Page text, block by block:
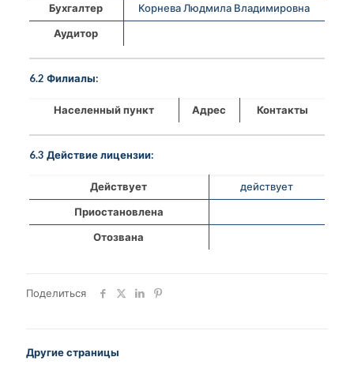
Бухгалтер
Корнева Людмила Владимировна
Аудитор
6.2 Филиалы:
Населенный пункт Адрес Контакты
6.3 Действие лицензии:
Действует
действует
Приостановлена
Отозвана
Поделиться
Другие страницы